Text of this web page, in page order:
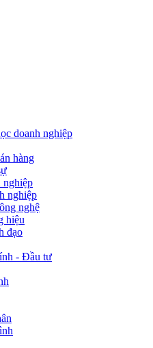
doanh nghiệp
hàng
nghiệp
nghiệp
nghệ
hiệu
đạo
- Đầu tư